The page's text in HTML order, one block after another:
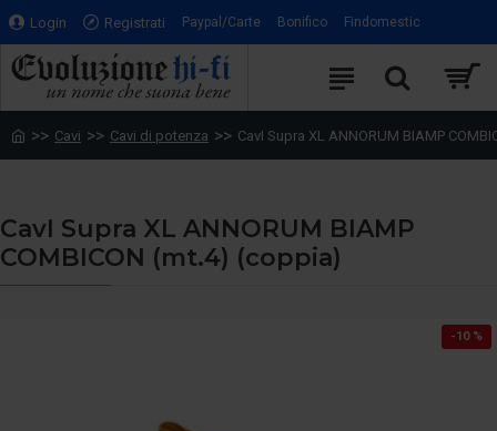
Login Registrati Paypal/Carte Bonifico Findomestic
Cavi Cavi di potenza CavI Supra XL ANNORUM BIAMP
CavI Supra XL ANNORUM BIAMP
COMBICON (mt.4) (coppia)
-10 %